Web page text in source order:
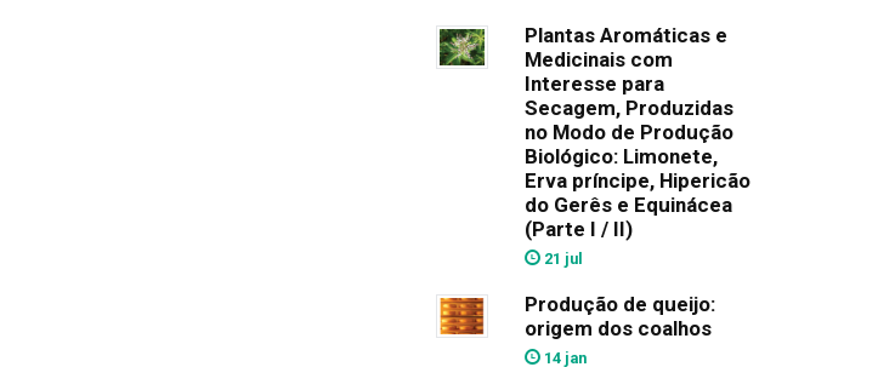
Plantas Aromáticas e
Medicinais com
Interesse para
Secagem, Produzidas
no Modo de Produção
Biológico: Limonete,
Erva príncipe, Hipericão
do Gerês e Equinácea
(Parte I / II)
21 jul
Produção de queijo:
origem dos coalhos
14 jan